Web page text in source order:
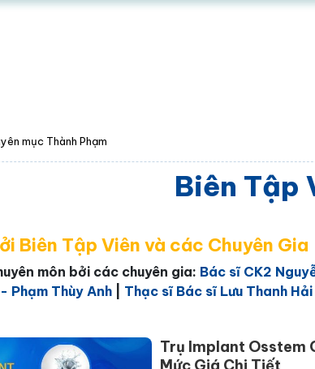
mục Thành Phạm
Biên Tập
Biên Tập Viên và các Chuyên Gia
môn bởi các chuyên gia: Bác sĩ CK2
Phạm Thùy Anh
Thạc sĩ Bác sĩ Lưu Thanh Hải
Trụ Implant Osstem